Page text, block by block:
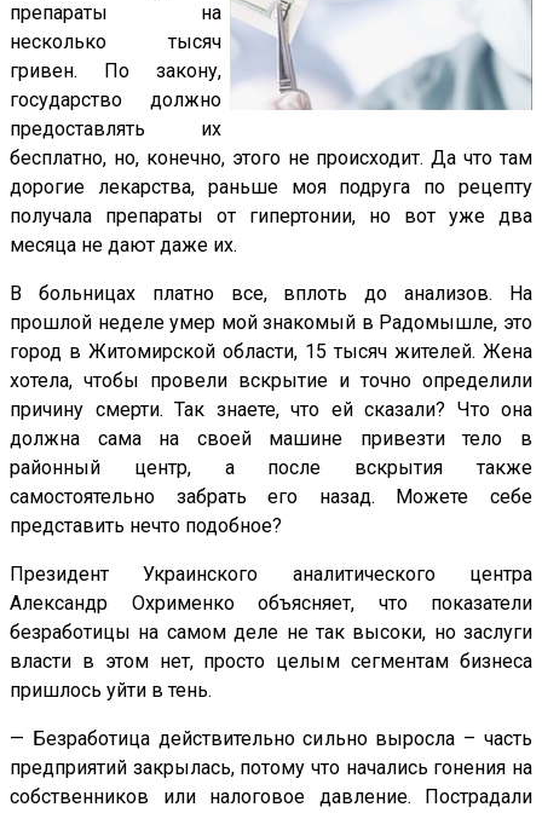
препараты на
несколько тысяч
гривен. По закону,
государство должно
предоставлять их
бесплатно, но, конечно, этого не происходит. Да что там
дорогие лекарства, раньше моя подруга по рецепту
получала препараты от гипертонии, но вот уже два
месяца не дают даже их.
В больницах платно все, вплоть до анализов. На
прошлой неделе умер мой знакомый в Радомышле, это
город в Житомирской области, 15 тысяч жителей. Жена
хотела, чтобы провели вскрытие и точно определили
причину смерти. Так знаете, что ей сказали? Что она
должна сама на своей машине привезти тело в
районный центр, а после вскрытия также
самостоятельно забрать его назад. Можете себе
представить нечто подобное?
Президент Украинского аналитического центра
Александр Охрименко объясняет, что показатели
безработицы на самом деле не так высоки, но заслуги
власти в этом нет, просто целым сегментам бизнеса
пришлось уйти в тень.
— Безработица действительно сильно выросла – часть
предприятий закрылась, потому что начались гонения на
собственников или налоговое давление. Пострадали